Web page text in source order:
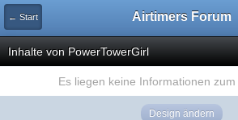
← Start Airtimers Forum
Inhalte von PowerTowerGirl
Es liegen keine Informationen
Design ändern